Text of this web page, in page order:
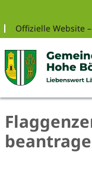
Offizielle Website